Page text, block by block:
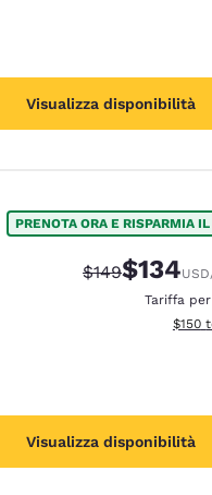
Visualizza disponibilità
PRENOTA ORA E RISPARMIA
Tariffa di
$149Tariffa
$134USD
Tariffa
$150
Visualizza disponibilità